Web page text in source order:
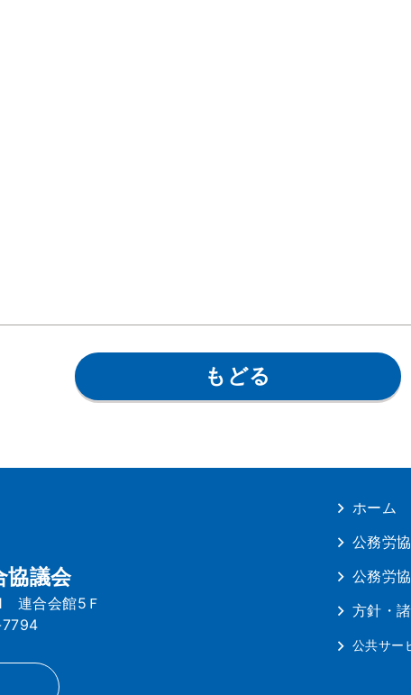
もどる
協議会
連合会館5Ｆ
ホーム
公務労
公務労
方針・
公共サー